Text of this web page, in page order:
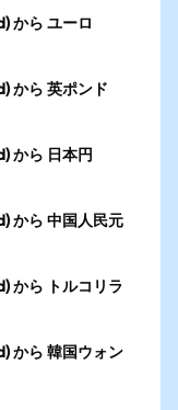
から ユーロ
から 英ポンド
から 日本円
から 中国人民元
から トルコリラ
から 韓国ウォン